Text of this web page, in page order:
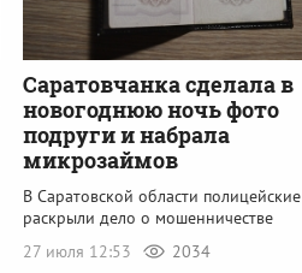
Саратовчанка сделала в
новогоднюю ночь фото
подруги и набрала
микрозаймов
В Саратовской области полицейские
раскрыли дело о мошенничестве
27 июля 12:53
2034